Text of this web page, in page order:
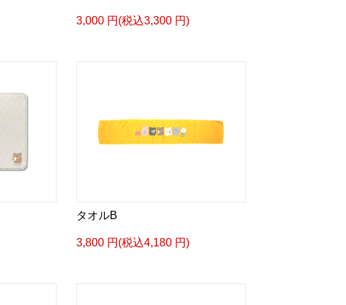
3,000 円(税込3,300 円)
タオルB
3,800 円(税込4,180 円)